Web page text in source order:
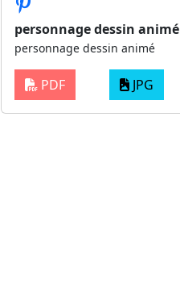
personnage dessin animé
personnage dessin animé
PDF JPG